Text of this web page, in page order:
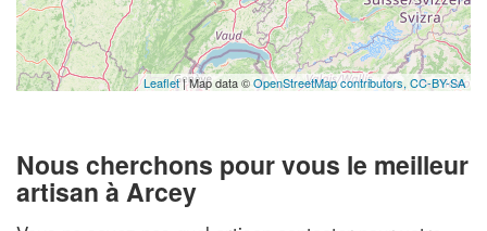
Leaflet| Map data ©OpenStreetMap contributors, CC-BY-SA
Nous cherchons pour vous le meilleur
artisan à Arcey